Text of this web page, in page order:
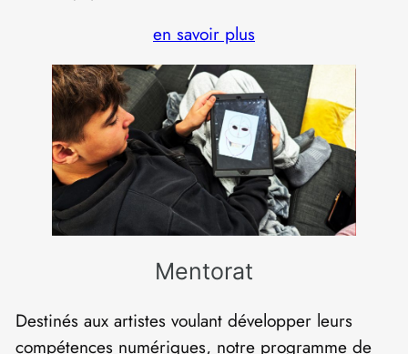
en savoir plus
Mentorat
Destinés aux artistes voulant développer leurs
compétences numériques, notre programme de